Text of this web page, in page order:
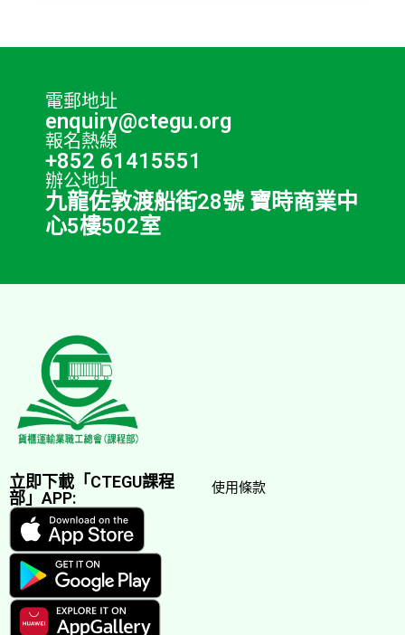
電郵地址
enquiry@ctegu.org
報名熱線
+852 61415551
辦公地址
九龍佐敦渡船街28號 寶時商業中
心5樓502室
立即下載「CTEGU課程
部」APP:
使用條款